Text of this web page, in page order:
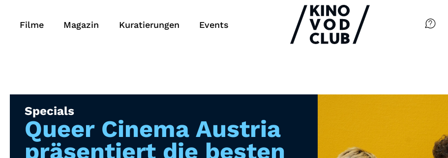
Events
Filme Magazin Kuratierungen Events
Specials
Queer Cinema Austria
präsentiert die besten